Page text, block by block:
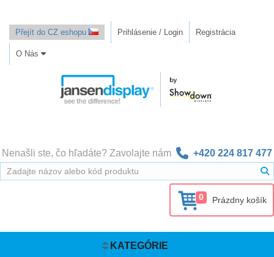
Přejít do CZ eshopu Prihlásenie / Login Registrácia
O Nás
Nenašli ste, čo hľadáte? Zavolajte nám +420 224 817 477
0 Prázdny košík
KATEGÓRIE